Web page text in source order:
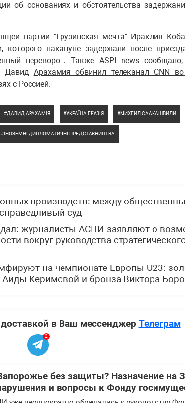
об основаниях и обстоятельства
партии "Грузинская мечта" Ираклия
которого накануне задержали после
переворот. Также ASPI news
Давид Арахамия обвинил телеканал CNN
с Россией.
ДАВИД АРАХАМІЯ УКРАЇНА ГРУЗІЯ МИХЕИЛ СААКАШВИЛИ
ІНОЗЕМНІ ДИПЛОМАТИЧНІ ПРЕДСТАВНИЦТВА
производств: между
суд
журналисты АСПИ заявляют о
вокруг руководства стратегического
на чемпионате Европы U23:
Аиды Керимовой и бронза Виктора
в Ваш мессенджер Телеграм
2
без защиты? Назначение на
и вопросы к Фонду